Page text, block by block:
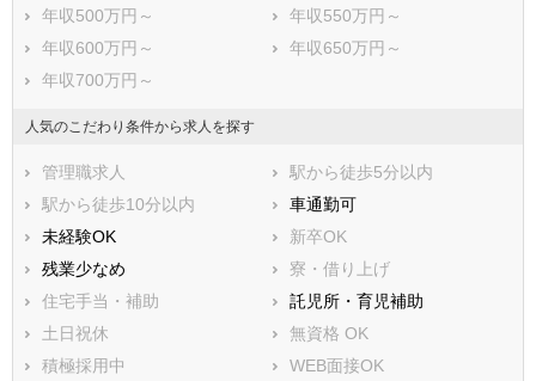
年収500万円～
年収550万円～
年収600万円～
年収650万円～
年収700万円～
人気のこだわり条件から求人を探す
管理職求人
駅から徒歩5分以内
駅から徒歩10分以内
車通勤可
未経験OK
新卒OK
残業少なめ
寮・借り上げ
住宅手当・補助
託児所・育児補助
土日祝休
無資格 OK
積極採用中
WEB面接OK